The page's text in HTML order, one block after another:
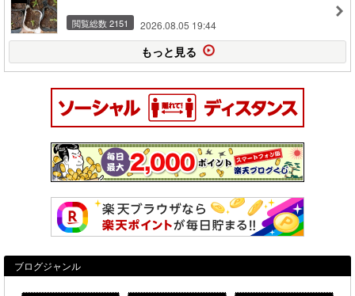
閲覧総数 2151 2026.08.05 19:44
もっと見る
ブログジャンル